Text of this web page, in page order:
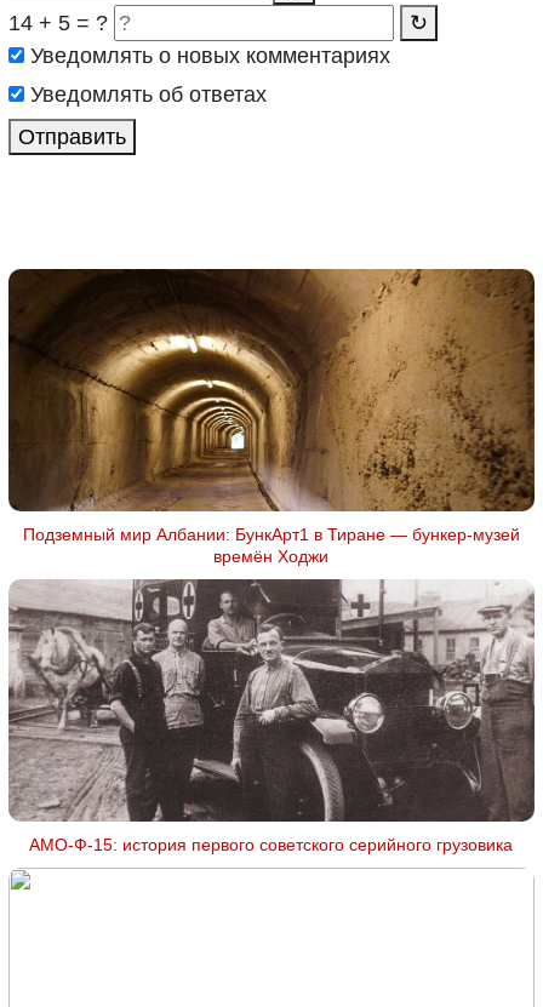
14 + 5 = ?
↻
Уведомлять о новых комментариях
Уведомлять об ответах
Отправить
Подземный мир Албании: БункАрт1 в Тиране — бункер-музей
времён Ходжи
АМО-Ф-15: история первого советского серийного грузовика